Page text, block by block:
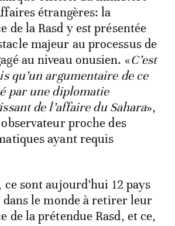
étrangères: la
de la Rasd y est présentée
majeur au processus de
au niveau onusien. «C’est
qu’un argumentaire de ce
par une diplomatie
de l’affaire du Sahara»,
proche des
ayant requis
ce sont aujourd’hui 12 pays
le monde à retirer leur
de la prétendue Rasd, et ce,